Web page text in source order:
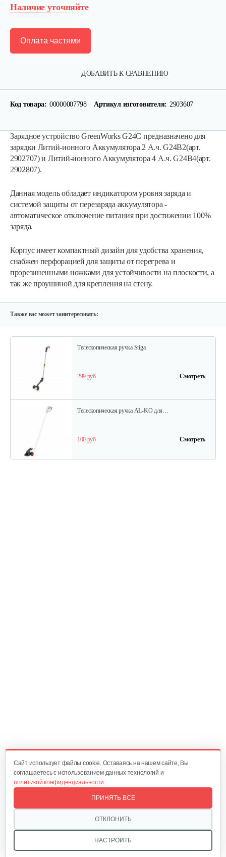
Наличие уточняйте
ДОБАВИТЬ К СРАВНЕНИЮ
Оплата частями
Код товара: 00000007798 Артикул изготовителя: 2903607
Зарядное устройство GreenWorks G24C предназначено для
зарядки Литий-ионного Аккумулятора 2 А.ч. G24B2(арт.
2902707) и Литий-ионного Аккумулятора 4 А.ч. G24B4(арт.
2902807).
Данная модель обладает индикатором уровня заряда и
системой защиты от перезаряда аккумулятора -
автоматическое отключение питания при достижении 100%
заряда.
Корпус имеет компактный дизайн для удобства хранения,
снабжен перфорацией для защиты от перегрева и
прорезиненными ножками для устойчивости на плоскости, а
так же проушиной для крепления на стену.
Также вас может заинтересовать:
Телескопическая ручка Stiga
299 руб Смотреть
Телескопическая ручка AL-KO для…
100 руб Смотреть
Cайт использует файлы cookie. Оставаясь на нашем сайте, Вы
соглашаетесь с использованием данных технологий и
политикой конфиденциальности.
НАСТРОИТЬ
ОТКЛОНИТЬ
ПРИНЯТЬ ВСЕ